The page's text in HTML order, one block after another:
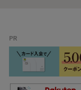
PR